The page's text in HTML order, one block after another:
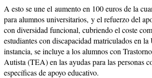
A esto se une el aumento en 100 euros de la
para alumnos universitarios, y el refuerzo del
con diversidad funcional, cubriendo el coste
estudiantes con discapacidad matriculados en
instancia, se incluye a los alumnos con
Autista (TEA) en las ayudas para las personas
específicas de apoyo educativo.